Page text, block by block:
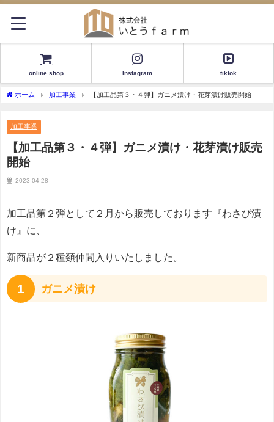
online shop Instagram tiktok
ホーム 加工事業 【加工品第３・４弾】ガニメ漬け・花芽漬け販売開始
加工事業
【加工品第３・４弾】ガニメ漬け・花芽漬け販売
開始
2023-04-28
加工品第２弾として２月から販売しております『わさび漬
け』に、
新商品が２種類仲間入りいたしました。
1 ガニメ漬け